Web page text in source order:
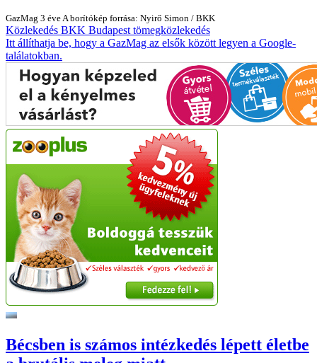
GazMag 3 éve A borítókép forrása: Nyirő Simon / BKK
Közlekedés BKK Budapest tömegközlekedés
Itt állíthatja be, hogy a GazMag az elsők között legyen a Google-
találatokban.
Bécsben is számos intézkedés lépett életbe